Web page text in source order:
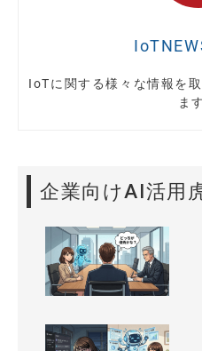
IoTに関する様々な情報を
ま
企業向けAI活用